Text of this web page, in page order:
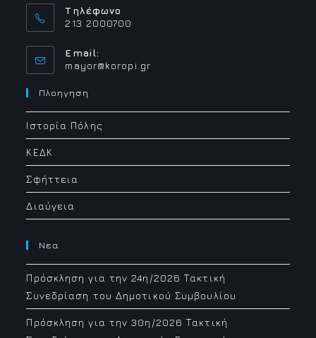
Τηλέφωνο
213 2000700
Email:
mayor@koropi.grOpens
Πλοηγηση
Ιστορία Πόλης
ΚΕΔΚ
Σφήττεια
Διαύγεια
Νεα
Πρόσκληση για την 24η/2026 Τακτική
Συνεδρίαση του Δημοτικού Συμβουλίου
Πρόσκληση για την 30η/2026 Τακτική